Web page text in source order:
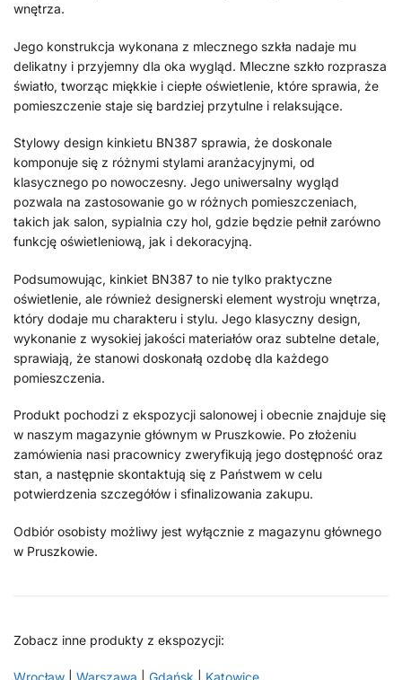
wnętrza.
Jego konstrukcja wykonana z mlecznego szkła nadaje mu
delikatny i przyjemny dla oka wygląd. Mleczne szkło rozprasza
światło, tworząc miękkie i ciepłe oświetlenie, które sprawia, że
pomieszczenie staje się bardziej przytulne i relaksujące.
Stylowy design kinkietu BN387 sprawia, że doskonale
komponuje się z różnymi stylami aranżacyjnymi, od
klasycznego po nowoczesny. Jego uniwersalny wygląd
pozwala na zastosowanie go w różnych pomieszczeniach,
takich jak salon, sypialnia czy hol, gdzie będzie pełnił zarówno
funkcję oświetleniową, jak i dekoracyjną.
Podsumowując, kinkiet BN387 to nie tylko praktyczne
oświetlenie, ale również designerski element wystroju wnętrza,
który dodaje mu charakteru i stylu. Jego klasyczny design,
wykonanie z wysokiej jakości materiałów oraz subtelne detale,
sprawiają, że stanowi doskonałą ozdobę dla każdego
pomieszczenia.
Produkt pochodzi z ekspozycji salonowej i obecnie znajduje się
w naszym magazynie głównym w Pruszkowie. Po złożeniu
zamówienia nasi pracownicy zweryfikują jego dostępność oraz
stan, a następnie skontaktują się z Państwem w celu
potwierdzenia szczegółów i sfinalizowania zakupu.
Odbiór osobisty możliwy jest wyłącznie z magazynu głównego
w Pruszkowie.
Zobacz inne produkty z ekspozycji:
Wrocław Warszawa Gdańsk Katowice